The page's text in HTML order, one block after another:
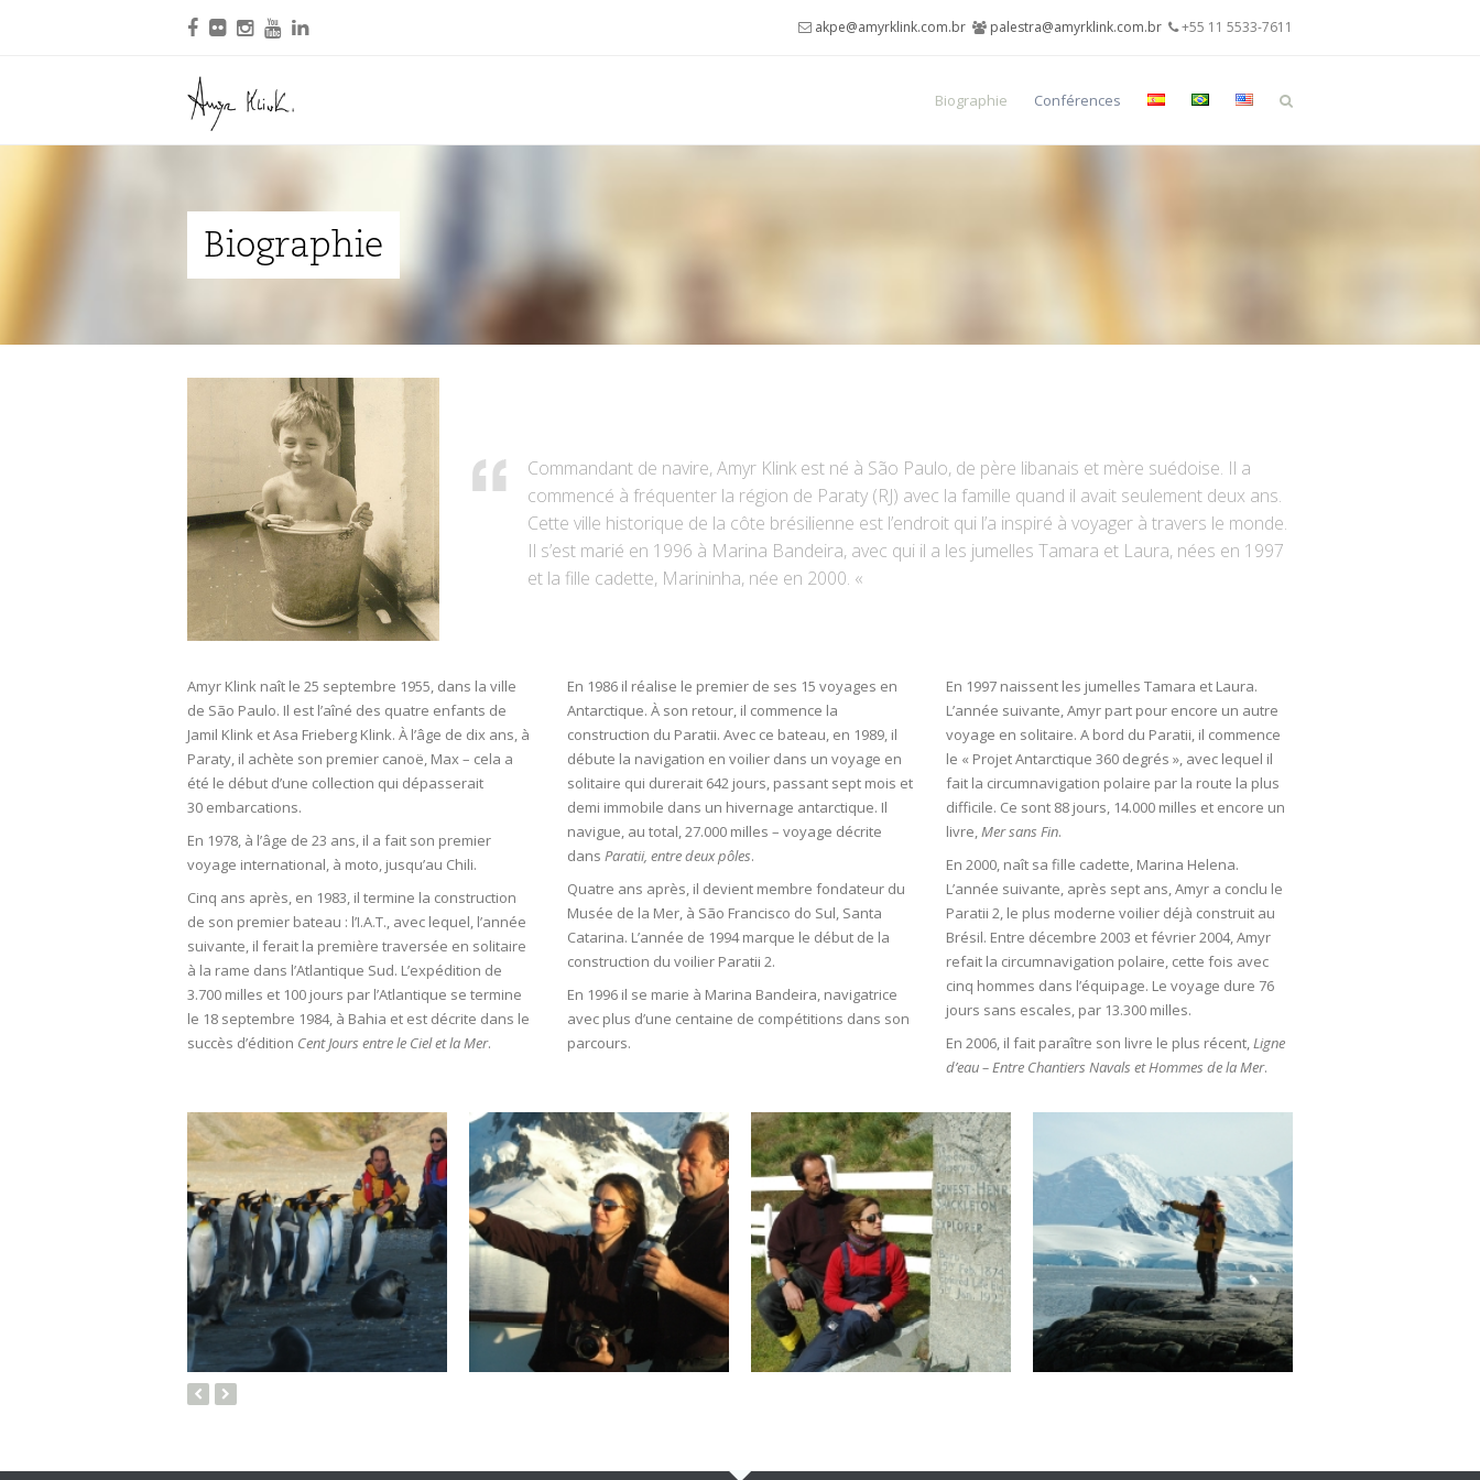
akpe@amyrklink.com.br palestra@amyrklink.com.br +55 11 5533-7611
Biographie Conférences
Biographie
Commandant de navire, Amyr Klink est né à São Paulo, de père libanais et mère suédoise. Il a
commencé à fréquenter la région de Paraty (RJ) avec la famille quand il avait seulement deux ans.
Cette ville historique de la côte brésilienne est l’endroit qui l’a inspiré à voyager à travers le monde.
Il s’est marié en 1996 à Marina Bandeira, avec qui il a les jumelles Tamara et Laura, nées en 1997
et la fille cadette, Marininha, née en 2000. «
Amyr Klink naît le 25 septembre 1955, dans la ville
de São Paulo. Il est l’aîné des quatre enfants de
Jamil Klink et Asa Frieberg Klink. À l’âge de dix ans, à
Paraty, il achète son premier canoë, Max – cela a
été le début d’une collection qui dépasserait
30 embarcations.
En 1978, à l’âge de 23 ans, il a fait son premier
voyage international, à moto, jusqu’au Chili.
Cinq ans après, en 1983, il termine la construction
de son premier bateau : l’I.A.T., avec lequel, l’année
suivante, il ferait la première traversée en solitaire
à la rame dans l’Atlantique Sud. L’expédition de
3.700 milles et 100 jours par l’Atlantique se termine
le 18 septembre 1984, à Bahia et est décrite dans le
succès d’édition Cent Jours entre le Ciel et la Mer.
En 1986 il réalise le premier de ses 15 voyages en
Antarctique. À son retour, il commence la
construction du Paratii. Avec ce bateau, en 1989, il
débute la navigation en voilier dans un voyage en
solitaire qui durerait 642 jours, passant sept mois et
demi immobile dans un hivernage antarctique. Il
navigue, au total, 27.000 milles – voyage décrite
dans Paratii, entre deux pôles.
Quatre ans après, il devient membre fondateur du
Musée de la Mer, à São Francisco do Sul, Santa
Catarina. L’année de 1994 marque le début de la
construction du voilier Paratii 2.
En 1996 il se marie à Marina Bandeira, navigatrice
avec plus d’une centaine de compétitions dans son
parcours.
En 1997 naissent les jumelles Tamara et Laura.
L’année suivante, Amyr part pour encore un autre
voyage en solitaire. A bord du Paratii, il commence
le « Projet Antarctique 360 degrés », avec lequel il
fait la circumnavigation polaire par la route la plus
difficile. Ce sont 88 jours, 14.000 milles et encore un
livre,Mer sans Fin.
En 2000, naît sa fille cadette, Marina Helena.
L’année suivante, après sept ans, Amyr a conclu le
Paratii 2, le plus moderne voilier déjà construit au
Brésil. Entre décembre 2003 et février 2004, Amyr
refait la circumnavigation polaire, cette fois avec
cinq hommes dans l’équipage. Le voyage dure 76
jours sans escales, par 13.300 milles.
En 2006, il fait paraître son livre le plus récent,Ligne
d’eau – Entre Chantiers Navals et Hommes de la Mer.